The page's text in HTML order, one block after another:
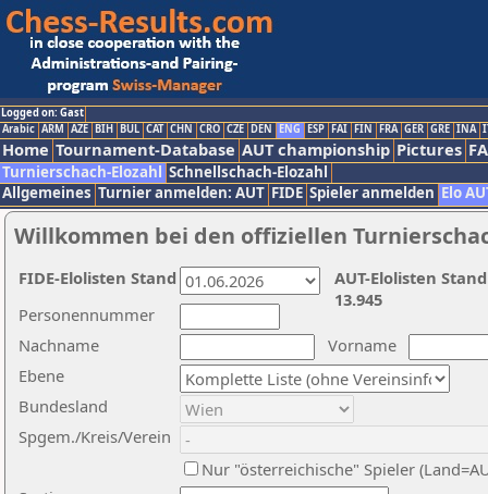
Logged on: Gast
Arabic ARM AZE BIH BUL CAT CHN CRO CZE DEN ENG ESP FAI FIN FRA GER GRE INA
Home Tournament-Database AUT championship Pictures
Turnierschach-Elozahl Schnellschach-Elozahl
Allgemeines Turnier anmelden: AUT FIDE Spieler anmelden Elo
Willkommen bei den offiziellen
Nachname
Vorname
Ebene
Personennummer
Bundesland
Spgem./Kreis/Verein
Nur "österreichische" Spieler
AUT-Elolisten
13.945
FIDE-Elolisten Stand